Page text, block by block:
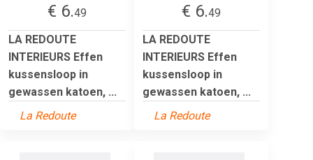
€ 6.49
LA REDOUTE
INTERIEURS Effen
kussensloop in
gewassen katoen, ...
La Redoute
€ 6.49
LA REDOUTE
INTERIEURS Effen
kussensloop in
gewassen katoen, ...
La Redoute